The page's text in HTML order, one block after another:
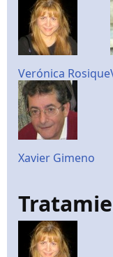
Verónica Rosique
Xavier Gimeno